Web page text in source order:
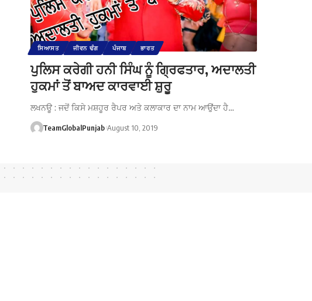
ਸਿਆਸਤ ਜੀਵਨ ਢੰਗ ਪੰਜਾਬ ਭਾਰਤ
ਪੁਲਿਸ ਕਰੇਗੀ ਹਨੀ ਸਿੰਘ ਨੂੰ ਗ੍ਰਿਫਤਾਰ, ਅਦਾਲਤੀ
ਹੁਕਮਾਂ ਤੋਂ ਬਾਅਦ ਕਾਰਵਾਈ ਸ਼ੁਰੂ
ਲਖਨਊ : ਜਦੋਂ ਕਿਸੇ ਮਸ਼ਹੂਰ ਰੈਪਰ ਅਤੇ ਕਲਾਕਾਰ ਦਾ ਨਾਮ ਆਉਂਦਾ ਹੈ…
TeamGlobalPunjab August 10, 2019